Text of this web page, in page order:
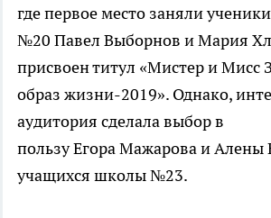
где первое место заняли
№20 Павел Выборнов и Мария
присвоен титул «Мистер и Мисс
образ жизни-2019». Однако,
аудитория сделала выбор в
пользу Егора Мажарова и Алены
учащихся школы №23.